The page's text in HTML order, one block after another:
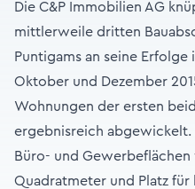
Die C&P Immobilien AG
mittlerweile dritten
Puntigams an seine Erfolge
Oktober und Dezember
Wohnungen der ersten
ergebnisreich abgewickelt.
Büro- und
Quadratmeter und Platz für